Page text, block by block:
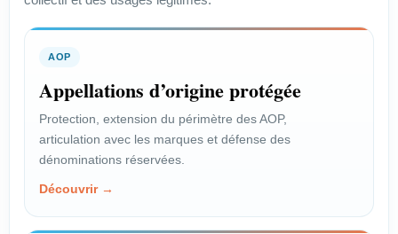
AOP
Appellations d’origine protégée
Protection, extension du périmètre des AOP,
articulation avec les marques et défense des
dénominations réservées.
Découvrir →